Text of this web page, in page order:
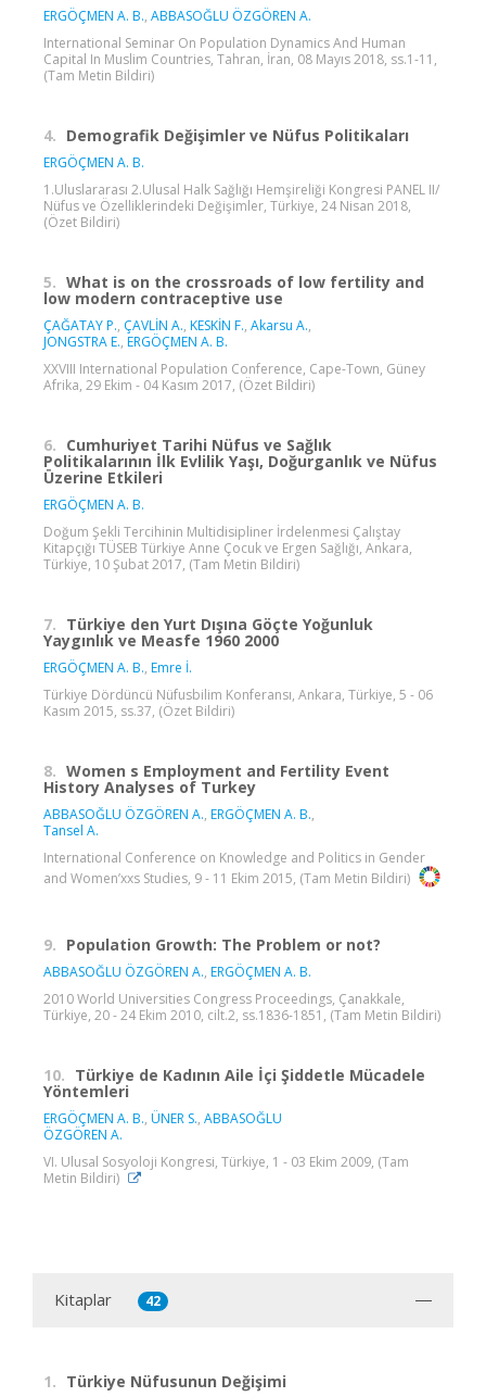
ERGÖÇMEN A. B., ABBASOĞLU ÖZGÖREN A.
International Seminar On Population Dynamics And Human
Capital In Muslim Countries, Tahran, İran, 08 Mayıs 2018, ss.1-11,
(Tam Metin Bildiri)
4. Demografik Değişimler ve Nüfus Politikaları
ERGÖÇMEN A. B.
1.Uluslararası 2.Ulusal Halk Sağlığı Hemşireliği Kongresi PANEL II/
Nüfus ve Özelliklerindeki Değişimler, Türkiye, 24 Nisan 2018,
(Özet Bildiri)
5. What is on the crossroads of low fertility and
low modern contraceptive use
ÇAĞATAY P., ÇAVLİN A., KESKİN F., Akarsu A.,
JONGSTRA E., ERGÖÇMEN A. B.
XXVIII International Population Conference, Cape-Town, Güney
Afrika, 29 Ekim - 04 Kasım 2017, (Özet Bildiri)
6. Cumhuriyet Tarihi Nüfus ve Sağlık
Politikalarının İlk Evlilik Yaşı, Doğurganlık ve Nüfus
Üzerine Etkileri
ERGÖÇMEN A. B.
Doğum Şekli Tercihinin Multidisipliner İrdelenmesi Çalıştay
Kitapçığı TÜSEB Türkiye Anne Çocuk ve Ergen Sağlığı, Ankara,
Türkiye, 10 Şubat 2017, (Tam Metin Bildiri)
7. Türkiye den Yurt Dışına Göçte Yoğunluk
Yaygınlık ve Measfe 1960 2000
ERGÖÇMEN A. B., Emre İ.
Türkiye Dördüncü Nüfusbilim Konferansı, Ankara, Türkiye, 5 - 06
Kasım 2015, ss.37, (Özet Bildiri)
8. Women s Employment and Fertility Event
History Analyses of Turkey
ABBASOĞLU ÖZGÖREN A., ERGÖÇMEN A. B.,
Tansel A.
International Conference on Knowledge and Politics in Gender
and Women’xxs Studies, 9 - 11 Ekim 2015, (Tam Metin Bildiri)
9. Population Growth: The Problem or not?
ABBASOĞLU ÖZGÖREN A., ERGÖÇMEN A. B.
2010 World Universities Congress Proceedings, Çanakkale,
Türkiye, 20 - 24 Ekim 2010, cilt.2, ss.1836-1851, (Tam Metin Bildiri)
10. Türkiye de Kadının Aile İçi Şiddetle Mücadele
Yöntemleri
ERGÖÇMEN A. B., ÜNER S., ABBASOĞLU
ÖZGÖREN A.
VI. Ulusal Sosyoloji Kongresi, Türkiye, 1 - 03 Ekim 2009, (Tam
Metin Bildiri)
Kitaplar 42
1. Türkiye Nüfusunun Değişimi